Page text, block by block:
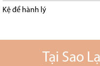
Kệ để hành lý
Tại Sao